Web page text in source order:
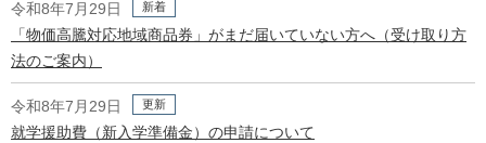
令和8年7月29日 新着
「物価高騰対応地域商品券」がまだ届いていない方へ（受け取り方
法のご案内）
令和8年7月29日 更新
就学援助費（新入学準備金）の申請について